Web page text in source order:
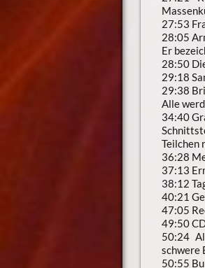
27:53
28:05
Er
28:50
29:18
29:38
Alle
34:40
Teilchen
36:28
37:13
38:12
40:21
47:05
49:50
50:24
schwere
50:55